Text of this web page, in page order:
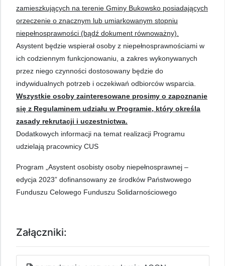
zamieszkujących na terenie Gminy Bukowsko posiadających
orzeczenie o znacznym lub umiarkowanym stopniu
niepełnosprawności (bądź dokument równoważny).
Asystent będzie wspierał osoby z niepełnosprawnościami w
ich codziennym funkcjonowaniu, a zakres wykonywanych
przez niego czynności dostosowany będzie do
indywidualnych potrzeb i oczekiwań odbiorców wsparcia.
Wszystkie osoby zainteresowane prosimy o zapoznanie
się z Regulaminem udziału w Programie, który określa
zasady rekrutacji i uczestnictwa.
Dodatkowych informacji na temat realizacji Programu
udzielają pracownicy CUS
Program „Asystent osobisty osoby niepełnosprawnej –
edycja 2023” dofinansowany ze środków Państwowego
Funduszu Celowego Funduszu Solidarnościowego
Załączniki: